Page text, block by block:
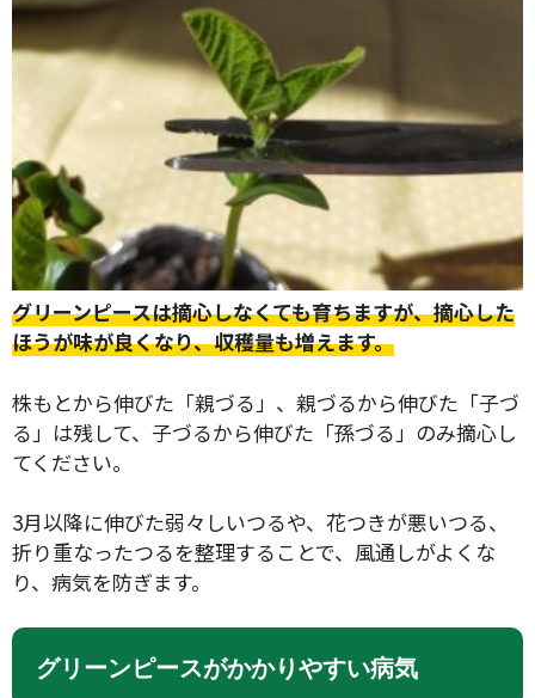
グリーンピースは摘心しなくても育ちますが、摘心した
ほうが味が良くなり、収穫量も増えます。
株もとから伸びた「親づる」、親づるから伸びた「子づ
る」は残して、子づるから伸びた「孫づる」のみ摘心し
てください。
3月以降に伸びた弱々しいつるや、花つきが悪いつる、
折り重なったつるを整理することで、風通しがよくな
り、病気を防ぎます。
グリーンピースがかかりやすい病気